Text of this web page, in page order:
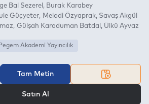
Bal Sezerel
Burak Karabey
Güçyeter Melodi Özyaprak Savaş Akgül
Gülşah Karaduman Batdal Ülkü Ayvaz
Pegem Akademi Yayıncılık
Tam Metin
Satın Al